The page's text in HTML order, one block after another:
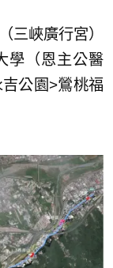
三峽廣行宮）
學（恩主公醫
公園>鶯桃福